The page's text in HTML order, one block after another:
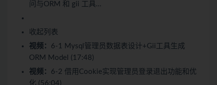
问与ORM 和 gii 工具…
收起列表
视频： 6-1 Mysql管理员数据表设计+Gii工具生成
ORM Model (17:48)
视频： 6-2 借用Cookie实现管理员登录退出功能和优
化 (56:04)